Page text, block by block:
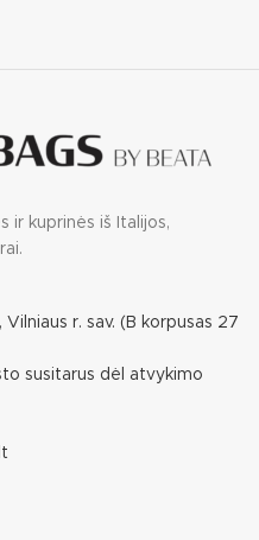
ir kuprinės iš Italijos,
Vilniaus r. sav. (B korpusas 27
susitarus dėl atvykimo